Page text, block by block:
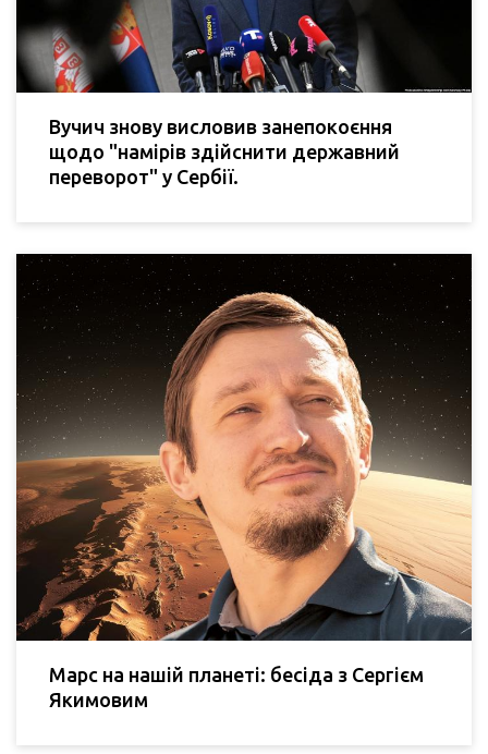
Вучич знову висловив занепокоєння
щодо "намірів здійснити державний
переворот" у Сербії.
Марс на нашій планеті: бесіда з Сергієм
Якимовим